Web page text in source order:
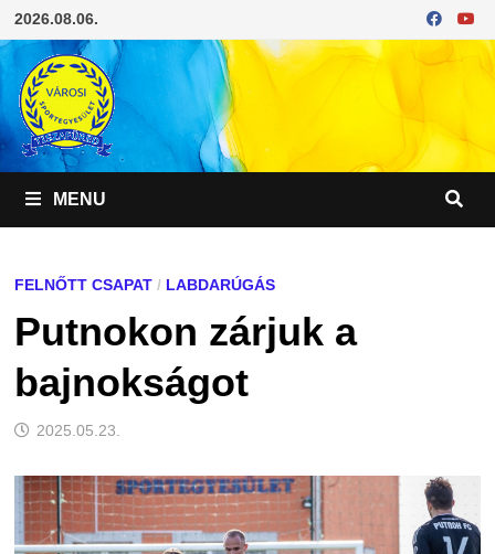
Skip
to
content
2026.08.06.
MENU
FELNŐTT CSAPAT/ LABDARÚGÁS
Putnokon zárjuk a
bajnokságot
2025.05.23.